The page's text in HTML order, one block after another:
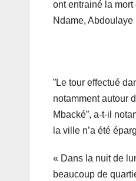
ont entrainé la mort
Ndame, Abdoulaye
”Le tour effectué
notamment autour
Mbacké”, a-t-il
la ville n’a été
« Dans la nuit de
beaucoup de